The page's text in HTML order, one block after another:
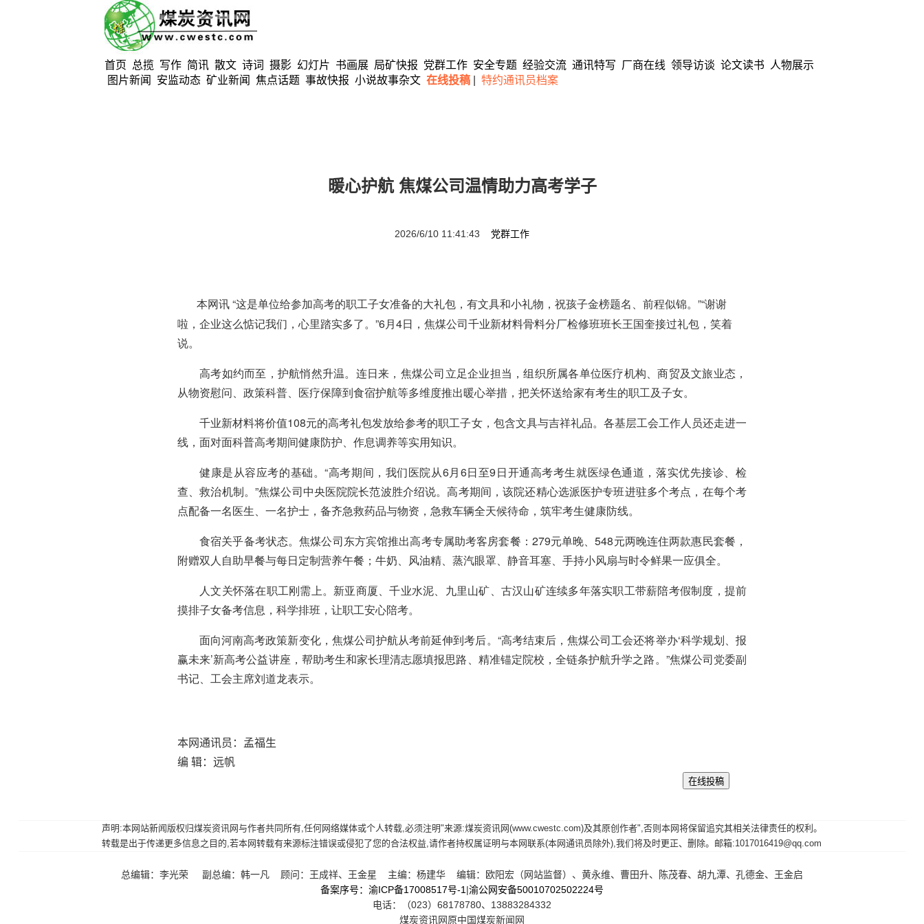
首页 总揽 写作 简讯 散文 诗词 摄影 幻灯片 书画展 局矿快报 党群工作 安全专题 经验交流 通讯特写 厂商在线 领导访谈 论文读书
人物展示
图片新闻
安监动态 矿业新闻 焦点话题 事故快报 小说故事杂文 在线投稿 特约通讯员档案
暖心护航 焦煤公司温情助力高考学子
2026/6/10 11:41:43 党群工作
本网讯 “这是单位给参加高考的职工子女准备的大礼包，有文具和小礼物，祝孩子金榜题名、前程似锦。”“谢谢
啦，企业这么惦记我们，心里踏实多了。”6月4日，焦煤公司千业新材料骨料分厂检修班班长王国奎接过礼包，笑着
说。
高考如约而至，护航悄然升温。连日来，焦煤公司立足企业担当，组织所属各单位医疗机构、商贸及文旅业态，
从物资慰问、政策科普、医疗保障到食宿护航等多维度推出暖心举措，把关怀送给家有考生的职工及子女。
千业新材料将价值108元的高考礼包发放给参考的职工子女，包含文具与吉祥礼品。各基层工会工作人员还走进一
线，面对面科普高考期间健康防护、作息调养等实用知识。
健康是从容应考的基础。“高考期间，我们医院从6月6日至9日开通高考考生就医绿色通道，落实优先接诊、检
查、救治机制。”焦煤公司中央医院院长范波胜介绍说。高考期间，该院还精心选派医护专班进驻多个考点，在每个考
点配备一名医生、一名护士，备齐急救药品与物资，急救车辆全天候待命，筑牢考生健康防线。
食宿关乎备考状态。焦煤公司东方宾馆推出高考专属助考客房套餐：279元单晚、548元两晚连住两款惠民套餐，
附赠双人自助早餐与每日定制营养午餐；牛奶、风油精、蒸汽眼罩、静音耳塞、手持小风扇与时令鲜果一应俱全。
人文关怀落在职工刚需上。新亚商厦、千业水泥、九里山矿、古汉山矿连续多年落实职工带薪陪考假制度，提前
摸排子女备考信息，科学排班，让职工安心陪考。
面向河南高考政策新变化，焦煤公司护航从考前延伸到考后。“高考结束后，焦煤公司工会还将举办‘科学规划、报
赢未来’新高考公益讲座，帮助考生和家长理清志愿填报思路、精准锚定院校，全链条护航升学之路。”焦煤公司党委副
书记、工会主席刘道龙表示。
本网通讯员：孟福生
编 辑：远帆
声明:本网站新闻版权归煤炭资讯网与作者共同所有,任何网络媒体或个人转载,必须注明"来源:煤炭资讯网(www.cwestc.com)及其原创作者",否则本网将保留追究其相关法律责任的权利。
转载是出于传递更多信息之目的,若本网转载有来源标注错误或侵犯了您的合法权益,请作者持权属证明与本网联系(本网通讯员除外),我们将及时更正、删除。邮箱:1017016419@qq.com
总编辑：李光荣 副总编：韩一凡 顾问：王成祥、王金星 主编：杨建华 编辑：欧阳宏（网站监督）、黄永维、曹田升、陈茂春、胡九潭、孔德金、王金启
备案序号：渝ICP备17008517号-1 |渝公网安备50010702502224号
电话：（023）68178780、13883284332
煤炭资讯网原中国煤炭新闻网